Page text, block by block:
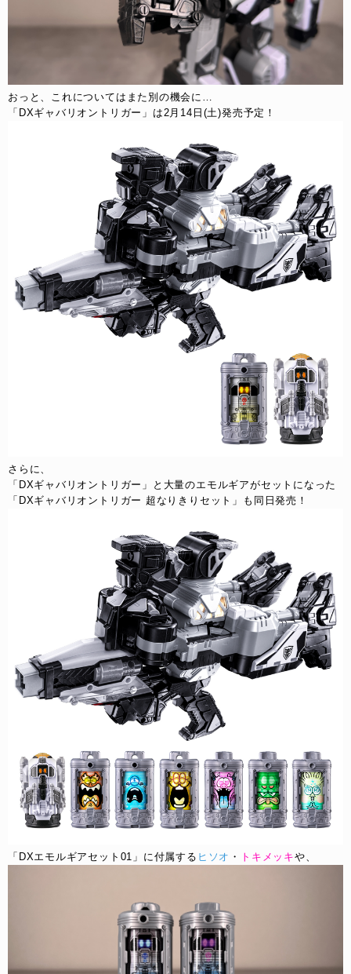
おっと、これについてはまた別の機会に…
「DXギャバリオントリガー」は2月14日(土)発売予定！
さらに、
「DXギャバリオントリガー」と大量のエモルギアがセットになった
「DXギャバリオントリガー 超なりきりセット」も同日発売！
「DXエモルギアセット01」に付属する ヒソオ ・ トキメッキや、